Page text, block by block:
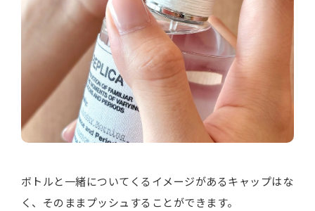
ボトルと一緒についてくるイメージがあるキャップはな
く、そのままプッシュすることができます。